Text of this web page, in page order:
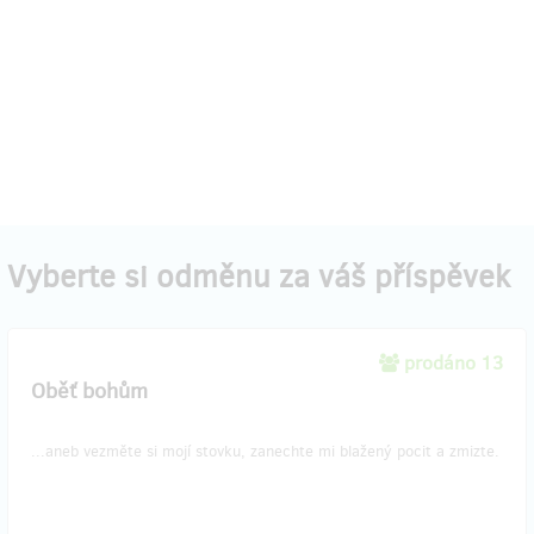
Vyberte si odměnu za váš příspěvek
prodáno 13
Oběť bohům
...aneb vezměte si mojí stovku, zanechte mi blažený pocit a zmizte.